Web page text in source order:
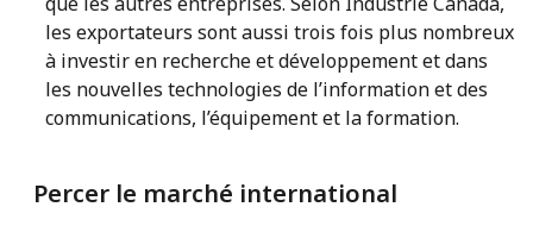
les exportateurs sont aussi trois fois plus nombreux
à investir en recherche et développement et dans
les nouvelles technologies de l’information et des
communications, l’équipement et la formation.
Percer le marché international